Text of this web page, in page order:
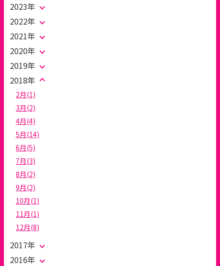
2023年
2022年
2021年
2020年
2019年
2018年
2月(1)
3月(2)
4月(4)
5月(14)
6月(5)
7月(3)
8月(2)
9月(2)
10月(1)
11月(1)
12月(8)
2017年
2016年